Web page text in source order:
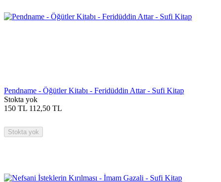
Pendname - Öğütler Kitabı - Feridüddin Attar - Sufi Kitap
Stokta yok
150 TL 112,50 TL
Stokta yok